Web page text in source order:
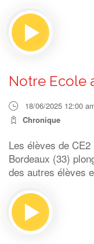
Notre Ecole
18/06/2025 12:00
Chronique
Les élèves de
Bordeaux (33)
des autres élèves